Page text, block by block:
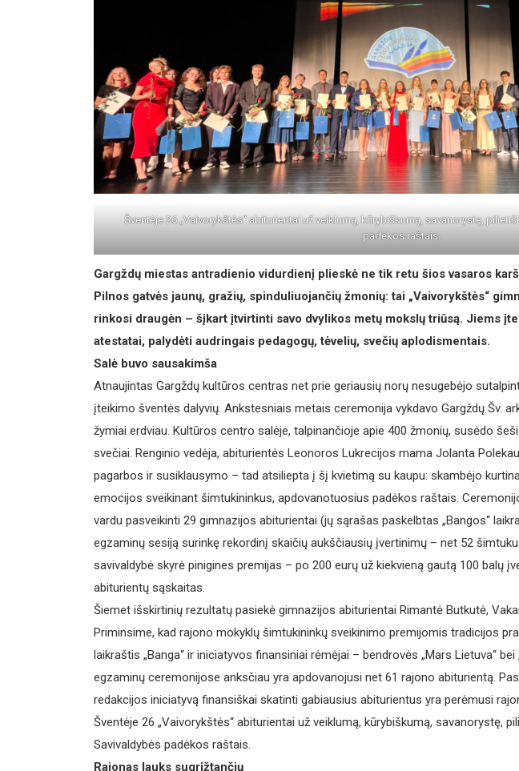
Šventėje 26 „Vaivorykštės“ abiturientai už veiklumą, kūrybiškumą, savanorystę,
padėkos raštais.
Gargždų miestas antradienio vidurdienį plieskė ne tik retu šios vasaros
Pilnos gatvės jaunų, gražių, spinduliuojančių žmonių: tai „Vaivorykštės“
rinkosi draugėn – šįkart įtvirtinti savo dvylikos metų mokslų triūsą. Jiems
atestatai, palydėti audringais pedagogų, tėvelių, svečių aplodismentais.
Salė buvo sausakimša
Atnaujintas Gargždų kultūros centras net prie geriausių norų nesugebėjo
įteikimo šventės dalyvių. Ankstesniais metais ceremonija vykdavo Gargždų Šv.
žymiai erdviau. Kultūros centro salėje, talpinančioje apie 400 žmonių, susėdo
svečiai. Renginio vedėja, abiturientės Leonoros Lukrecijos mama Jolanta
pagarbos ir susiklausymo – tad atsiliepta į šį kvietimą su kaupu: skambėjo
emocijos sveikinant šimtukininkus, apdovanotuosius padėkos raštais.
vardu pasveikinti 29 gimnazijos abiturientai (jų sąrašas paskelbtas „Bangos“
egzaminų sesiją surinkę rekordinį skaičių aukščiausių įvertinimų – net 52
savivaldybė skyrė pinigines premijas – po 200 eurų už kiekvieną gautą 100 balų
abiturientų sąskaitas.
Šiemet išskirtinių rezultatų pasiekė gimnazijos abiturientai Rimantė Butkutė,
Priminsime, kad rajono mokyklų šimtukininkų sveikinimo premijomis tradicijos
laikraštis „Banga“ ir iniciatyvos finansiniai rėmėjai – bendrovės „Mars Lietuva“ bei
egzaminų ceremonijose anksčiau yra apdovanojusi net 61 rajono abiturientą.
redakcijos iniciatyvą finansiškai skatinti gabiausius abiturientus yra perėmusi
Šventėje 26 „Vaivorykštės“ abiturientai už veiklumą, kūrybiškumą, savanorystę,
Savivaldybės padėkos raštais.
Rajonas lauks sugrįžtančių